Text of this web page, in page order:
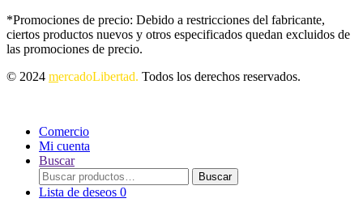
*Promociones de precio: Debido a restricciones del fabricante,
ciertos productos nuevos y otros especificados quedan excluidos de
las promociones de precio.
© 2024 mercadoLibertad. Todos los derechos reservados.
Comercio
Mi cuenta
Buscar
Buscar
por:
Buscar
Lista de deseos 0